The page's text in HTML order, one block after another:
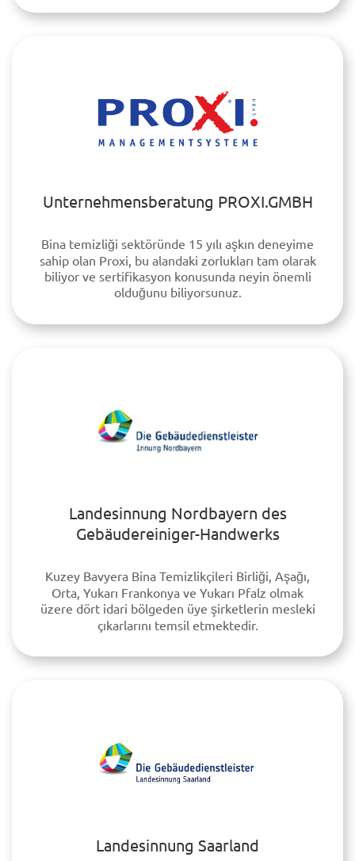
Unternehmensberatung PROXI.GMBH
Bina temizliği sektöründe 15 yılı aşkın deneyime
sahip olan Proxi, bu alandaki zorlukları tam olarak
biliyor ve sertifikasyon konusunda neyin önemli
olduğunu biliyorsunuz.
Landesinnung Nordbayern des
Gebäudereiniger-Handwerks
Kuzey Bavyera Bina Temizlikçileri Birliği, Aşağı,
Orta, Yukarı Frankonya ve Yukarı Pfalz olmak
üzere dört idari bölgeden üye şirketlerin mesleki
çıkarlarını temsil etmektedir.
Landesinnung Saarland